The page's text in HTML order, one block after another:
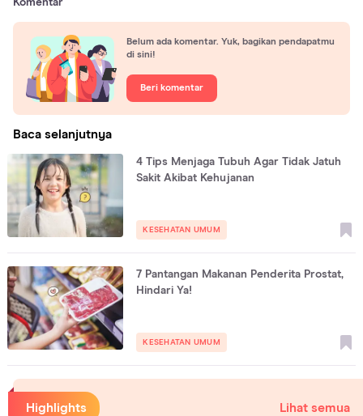
Komentar
Belum ada komentar. Yuk, bagikan pendapatmu
di sini!
Beri komentar
Baca selanjutnya
4 Tips Menjaga Tubuh Agar Tidak Jatuh
Sakit Akibat Kehujanan
KESEHATAN UMUM
7 Pantangan Makanan Penderita Prostat,
Hindari Ya!
KESEHATAN UMUM
Highlights Lihat semua